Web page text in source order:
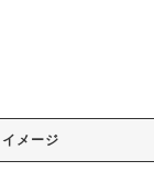
イメージ